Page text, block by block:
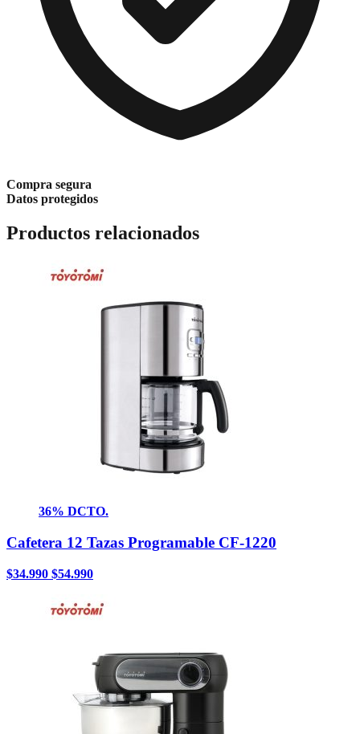
Compra segura
Datos protegidos
Productos relacionados
36% DCTO.
Cafetera 12 Tazas Programable CF-1220
$34.990 $54.990